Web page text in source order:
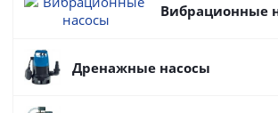
Вибрационные
Дренажные насосы